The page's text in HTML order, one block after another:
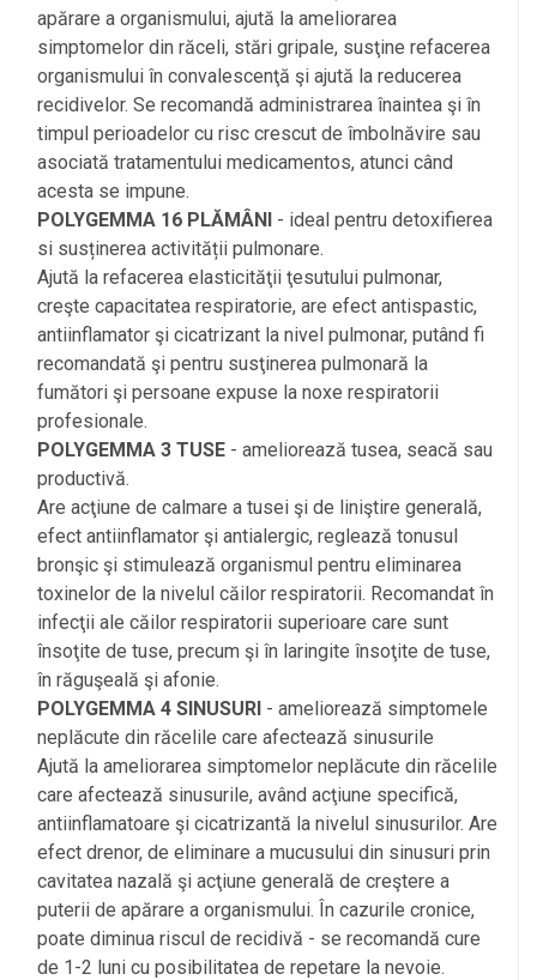
apărare a organismului, ajută la ameliorarea
simptomelor din răceli, stări gripale, susţine refacerea
organismului în convalescenţă şi ajută la reducerea
recidivelor. Se recomandă administrarea înaintea şi în
timpul perioadelor cu risc crescut de îmbolnăvire sau
asociată tratamentului medicamentos, atunci când
acesta se impune.
POLYGEMMA 16 PLĂMÂNI - ideal pentru detoxifierea
si susținerea activității pulmonare.
Ajută la refacerea elasticităţii ţesutului pulmonar,
creşte capacitatea respiratorie, are efect antispastic,
antiinflamator şi cicatrizant la nivel pulmonar, putând fi
recomandată şi pentru susţinerea pulmonară la
fumători şi persoane expuse la noxe respiratorii
profesionale.
POLYGEMMA 3 TUSE - ameliorează tusea, seacă sau
productivă.
Are acţiune de calmare a tusei şi de liniştire generală,
efect antiinflamator şi antialergic, reglează tonusul
bronşic şi stimulează organismul pentru eliminarea
toxinelor de la nivelul căilor respiratorii. Recomandat în
infecţii ale căilor respiratorii superioare care sunt
însoţite de tuse, precum şi în laringite însoţite de tuse,
în răguşeală şi afonie.
POLYGEMMA 4 SINUSURI - ameliorează simptomele
neplăcute din răcelile care afectează sinusurile
Ajută la ameliorarea simptomelor neplăcute din răcelile
care afectează sinusurile, având acţiune specifică,
antiinflamatoare şi cicatrizantă la nivelul sinusurilor. Are
efect drenor, de eliminare a mucusului din sinusuri prin
cavitatea nazală şi acţiune generală de creştere a
puterii de apărare a organismului. În cazurile cronice,
poate diminua riscul de recidivă - se recomandă cure
de 1-2 luni cu posibilitatea de repetare la nevoie.